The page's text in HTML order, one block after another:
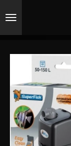
direct
hoofdinhoud